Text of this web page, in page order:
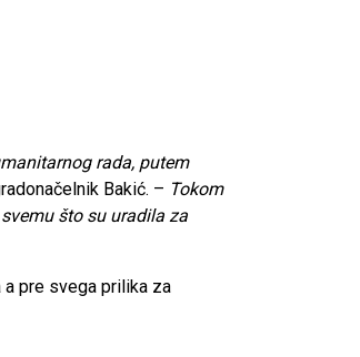
rada, putem
Bakić. – Tokom
što su uradila za
pre svega prilika za